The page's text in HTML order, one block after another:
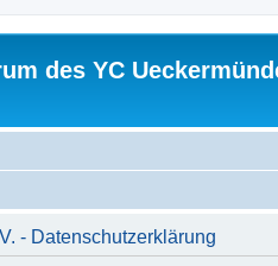
des YC
- Datenschutzerklärung